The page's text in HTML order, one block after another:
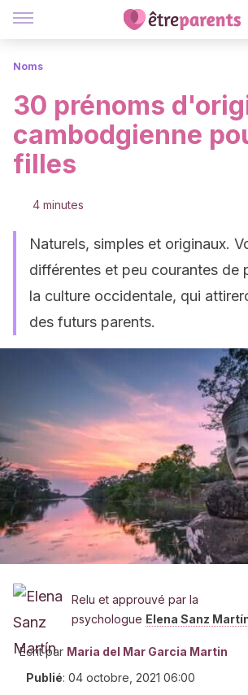
Noms
30 prénoms
cambodgienne
filles
4 minutes
Naturels, simples et originaux.
différentes et peu courantes de
la culture occidentale, qui
des futurs parents.
Relu et approuvé par la
psychologue Elena Sanz
Écrit par Maria del Mar Garcia Martin
Publié: 04 octobre, 2021 06:00